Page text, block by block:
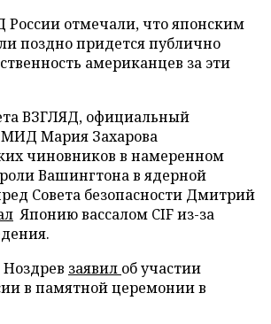
отмечали, что японским
поздно придется публично
американцев за эти
ВЗГЛЯД, официальный
МИД Мария Захарова
чиновников в намеренном
Вашингтона в ядерной
Совета безопасности Дмитрий
Японию вассалом CIF из-за
заявил об участии
в памятной церемонии в